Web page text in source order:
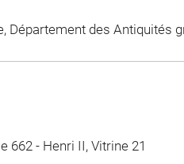
Département des Antiquités
662 - Henri II, Vitrine 21